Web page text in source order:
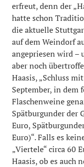
erfreut, denn der
hatte schon
die aktuelle
auf dem Weindorf
angepriesen wird –
aber noch
Haasis, „Schluss
September, in dem
Flaschenweine
Spätburgunder der
Euro,
Euro)“. Falls es
„Viertele“ circa 60
Haasis, ob es auch